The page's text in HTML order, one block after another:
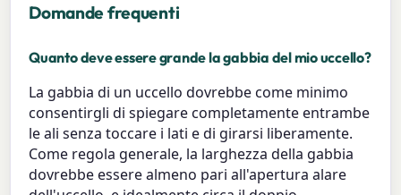
Domande frequenti
Quanto deve essere grande la gabbia del mio uccello?
La gabbia di un uccello dovrebbe come minimo
consentirgli di spiegare completamente entrambe
le ali senza toccare i lati e di girarsi liberamente.
Come regola generale, la larghezza della gabbia
dovrebbe essere almeno pari all'apertura alare